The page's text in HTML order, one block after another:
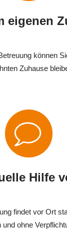
eigenen
können
Zuhause
Hilfe
findet vor Ort
und ohne